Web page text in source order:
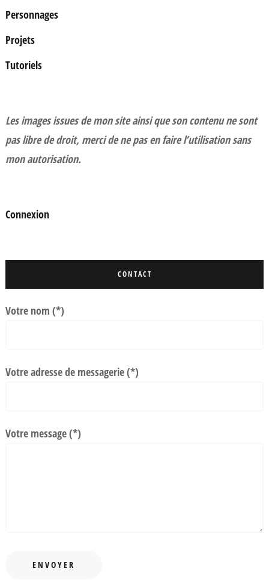
Personnages
Projets
Tutoriels
Les images issues de mon site ainsi que son contenu ne sont
pas libre de droit, merci de ne pas en faire l’utilisation sans
mon autorisation.
Connexion
CONTACT
Votre nom (*)
Votre adresse de messagerie (*)
Votre message (*)